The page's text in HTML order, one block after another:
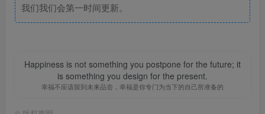
我们我们会第一时间更新。
Happiness is not something you postpone for the future; it
is something you design for the present.
幸福不应该留到未来品尝，幸福是你专门为当下的自己所准备的